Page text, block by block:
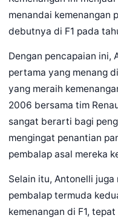
menandai kemenangan
debutnya di F1 pada
Dengan pencapaian ini,
pertama yang menang
yang meraih
2006 bersama tim
sangat berarti bagi
mengingat penantian
pembalap asal mereka
Selain itu, Antonelli
pembalap termuda
kemenangan di F1,